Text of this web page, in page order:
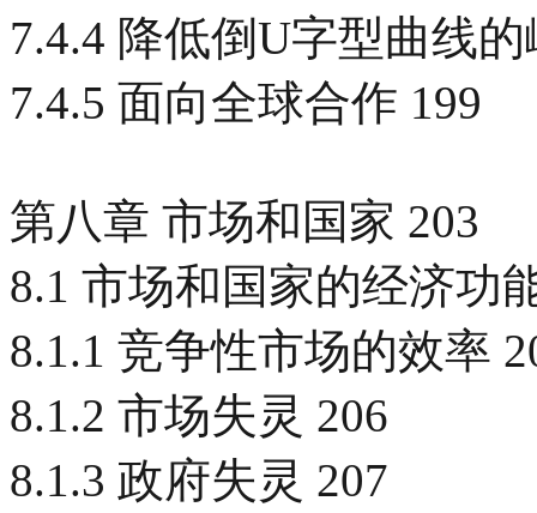
7.4.4 降低倒U字型曲线的
7.4.5 面向全球合作 199
第八章 市场和国家 203
8.1 市场和国家的经济功
8.1.1 竞争性市场的效率
8.1.2 市场失灵 206
8.1.3 政府失灵 207